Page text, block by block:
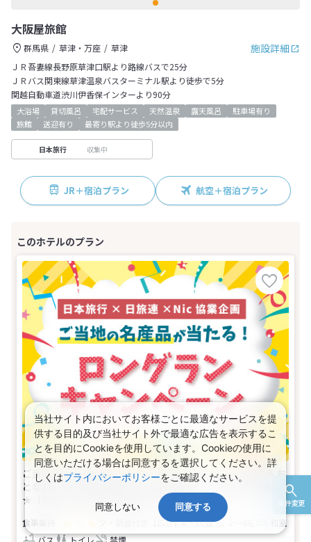
条件変更
大阪屋旅館
施設詳細
群馬県 草津・万座
草津
ＪＲ吾妻線長野原草津口駅より路線バスで25分
ＪＲバス関東線草津温泉バスターミナル駅より徒歩で5分
関越自動車道渋川伊香保インターより90分
大浴場 貸切風呂 宅配サービス 天然温泉 露天風呂
駐車場有り
旅館
送迎有り 最寄り駅より徒歩5分以内
日本旅行 収集中
JR＋宿泊プラン 航空＋宿泊プラン
ご当地の名産品が当たる！ロングランキャンペーン★群馬 お
とな1名、こども1名以上からお申込みOK♪夕食は和食会席
★【禁煙】中屋敷：和室(2名～4名1室)
【広さ】8～10畳
和室
当社サイト内においてお客様ごとに最適なサービスを提
供する目的及び当社サイト外で最適な広告を表示するこ
とを目的にCookieを使用しています。Cookieの使用に
同意いただける場合は同意するを選択してください。詳
しくはプライバシーポリシーをご確認ください。
同意しない 同意する